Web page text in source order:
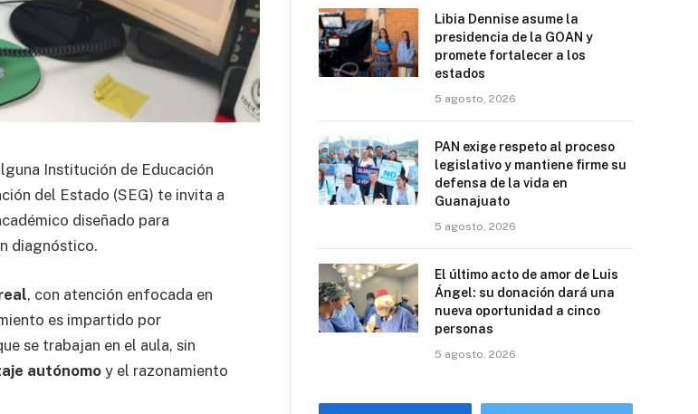
Institución de Educación
del Estado (SEG) te invita a
diseñado para
diagnóstico.
, con atención enfocada en
es impartido por
se trabajan en el aula, sin
autónomo y el razonamiento
Libia Dennise asume la
presidencia de la GOAN y
promete fortalecer a los
estados
5 agosto, 2026
PAN exige respeto al proceso
legislativo y mantiene firme su
defensa de la vida en
Guanajuato
5 agosto, 2026
El último acto de amor de Luis
Ángel: su donación dará una
nueva oportunidad a cinco
personas
5 agosto, 2026